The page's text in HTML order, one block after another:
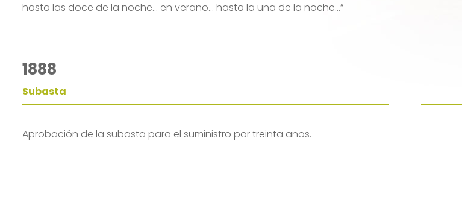
hasta las doce de la noche… en verano… hasta la una de la noche…”
1888
Subasta
Aprobación de la subasta para el suministro por treinta años.